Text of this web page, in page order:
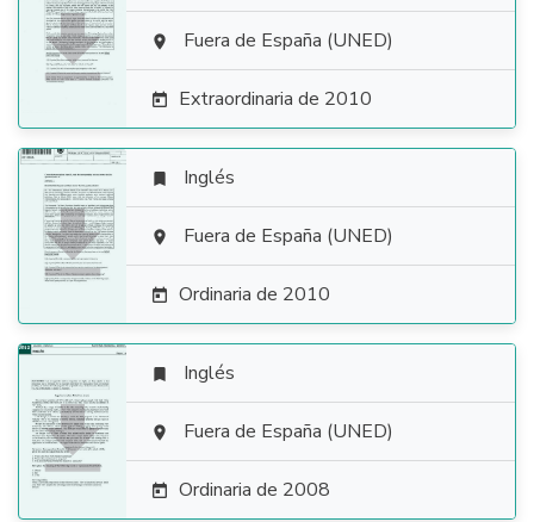
  Fuera de España (UNED)
 Extraordinaria de 2010

 Inglés
 Fuera de España (UNED)
 Ordinaria de 2010

 Inglés
 Fuera de España (UNED)
 Ordinaria de 2008